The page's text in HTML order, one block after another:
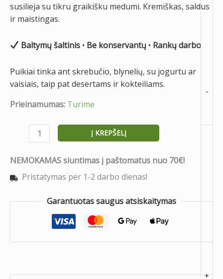
susilieja su tikru graikišku medumi. Kremiškas, saldus
ir maistingas.
Baltymų šaltinis • Be konservantų • Rankų darbo
Puikiai tinka ant skrebučio, blynelių, su jogurtu ar
vaisiais, taip pat desertams ir kokteiliams.
Prieinamumas: Turime
-
+
Į KREPŠELĮ
NEMOKAMAS siuntimas į paštomatus nuo 70€!
Pristatymas per 1-2 darbo dienas!
Garantuotas saugus atsiskaitymas